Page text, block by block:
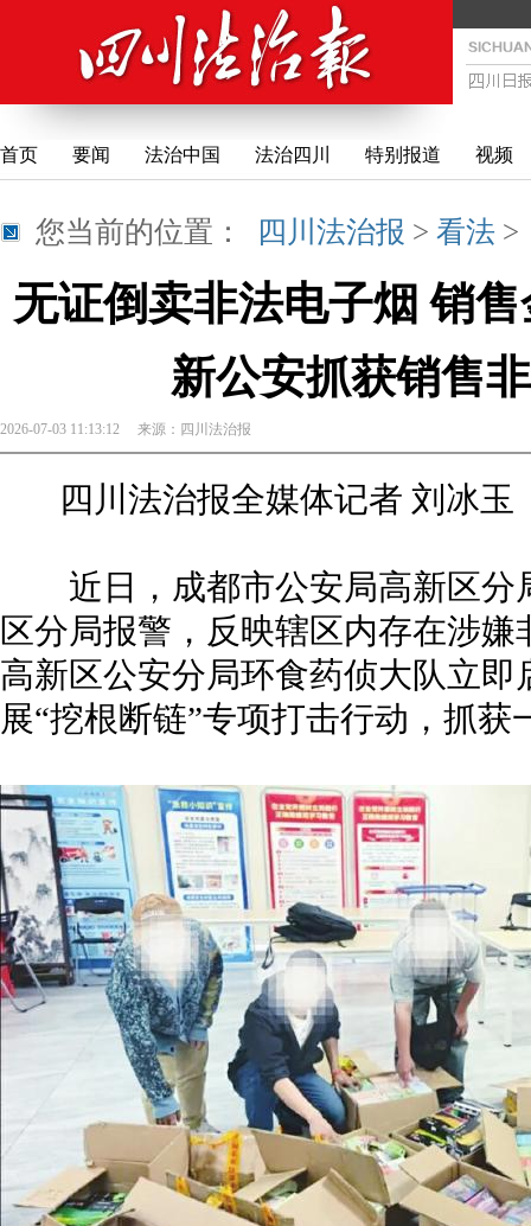
首页 要闻 法治中国 法治四川 特别报道 视频
您当前的位置： 四川法治报 > 看法
无证倒卖非法电子烟 销
新公安抓获销售
2026-07-03 11:13:12 来源： 四川法治报
四川法治报全媒体记者 刘冰玉
近日，成都市公安局高新区分
区分局报警，反映辖区内存在涉
高新区公安分局环食药侦大队立
展“挖根断链”专项打击行动，抓